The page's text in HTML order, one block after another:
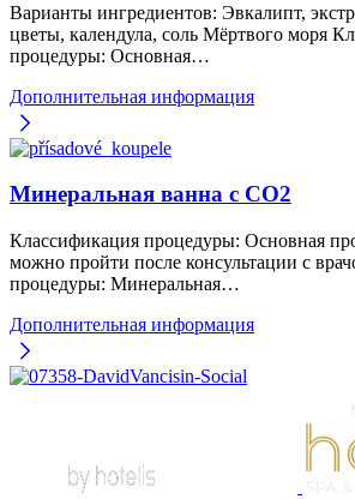
Варианты ингредиентов: Эвкалипт,
цветы, календула, соль Мёртвого моря
процедуры: Основная…
Дополнительная информация
Минеральная ванна с CO2
Классификация процедуры: Основная
можно пройти после консультации с
процедуры: Минеральная…
Дополнительная информация